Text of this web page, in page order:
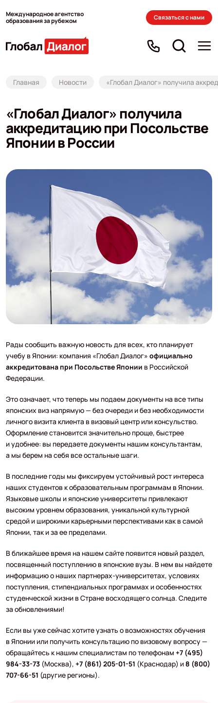
Международное агентство
образования за рубежом
Связаться с нами
Главная Новости «Глобал Диалог» получила
«Глобал Диалог» получила
аккредитацию при Посольстве
Японии в России
Рады сообщить важную новость для всех, кто планирует
учебу в Японии: компания «Глобал Диалог» официально
аккредитована при Посольстве Японии в Российской
Федерации.
Это означает, что теперь мы подаем документы на все типы
японских виз напрямую — без очереди и без необходимости
личного визита клиента в визовый центр или консульство.
Оформление становится значительно проще, быстрее
и удобнее: вы передаете документы нашим консультантам,
а мы берем на себя все остальные шаги.
В последние годы мы фиксируем устойчивый рост интереса
наших студентов к образовательным программам в Японии.
Языковые школы и японские университеты привлекают
высоким уровнем образования, уникальной культурной
средой и широкими карьерными перспективами как в самой
Японии, так и за ее пределами.
В ближайшее время на нашем сайте появится новый раздел,
посвященный поступлению в японские вузы. В нем вы найдете
информацию о наших партнерах-университетах, условиях
поступления, стипендиальных программах и особенностях
студенческой жизни в Стране восходящего солнца. Следите
за обновлениями!
Если вы уже сейчас хотите узнать о возможностях обучения
в Японии или получить консультацию по визовому вопросу —
обращайтесь к нашим специалистам по телефонам +7 (495)
984-33-73(Москва), +7 (861) 205-01-51 (Краснодар) и8 (800)
707-66-51 (другие регионы).